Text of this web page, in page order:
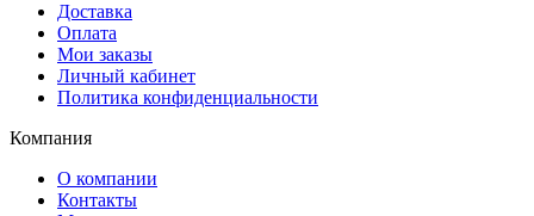
Доставка
Оплата
Мои заказы
Личный кабинет
Политика конфиденциальности
Компания
О компании
Контакты